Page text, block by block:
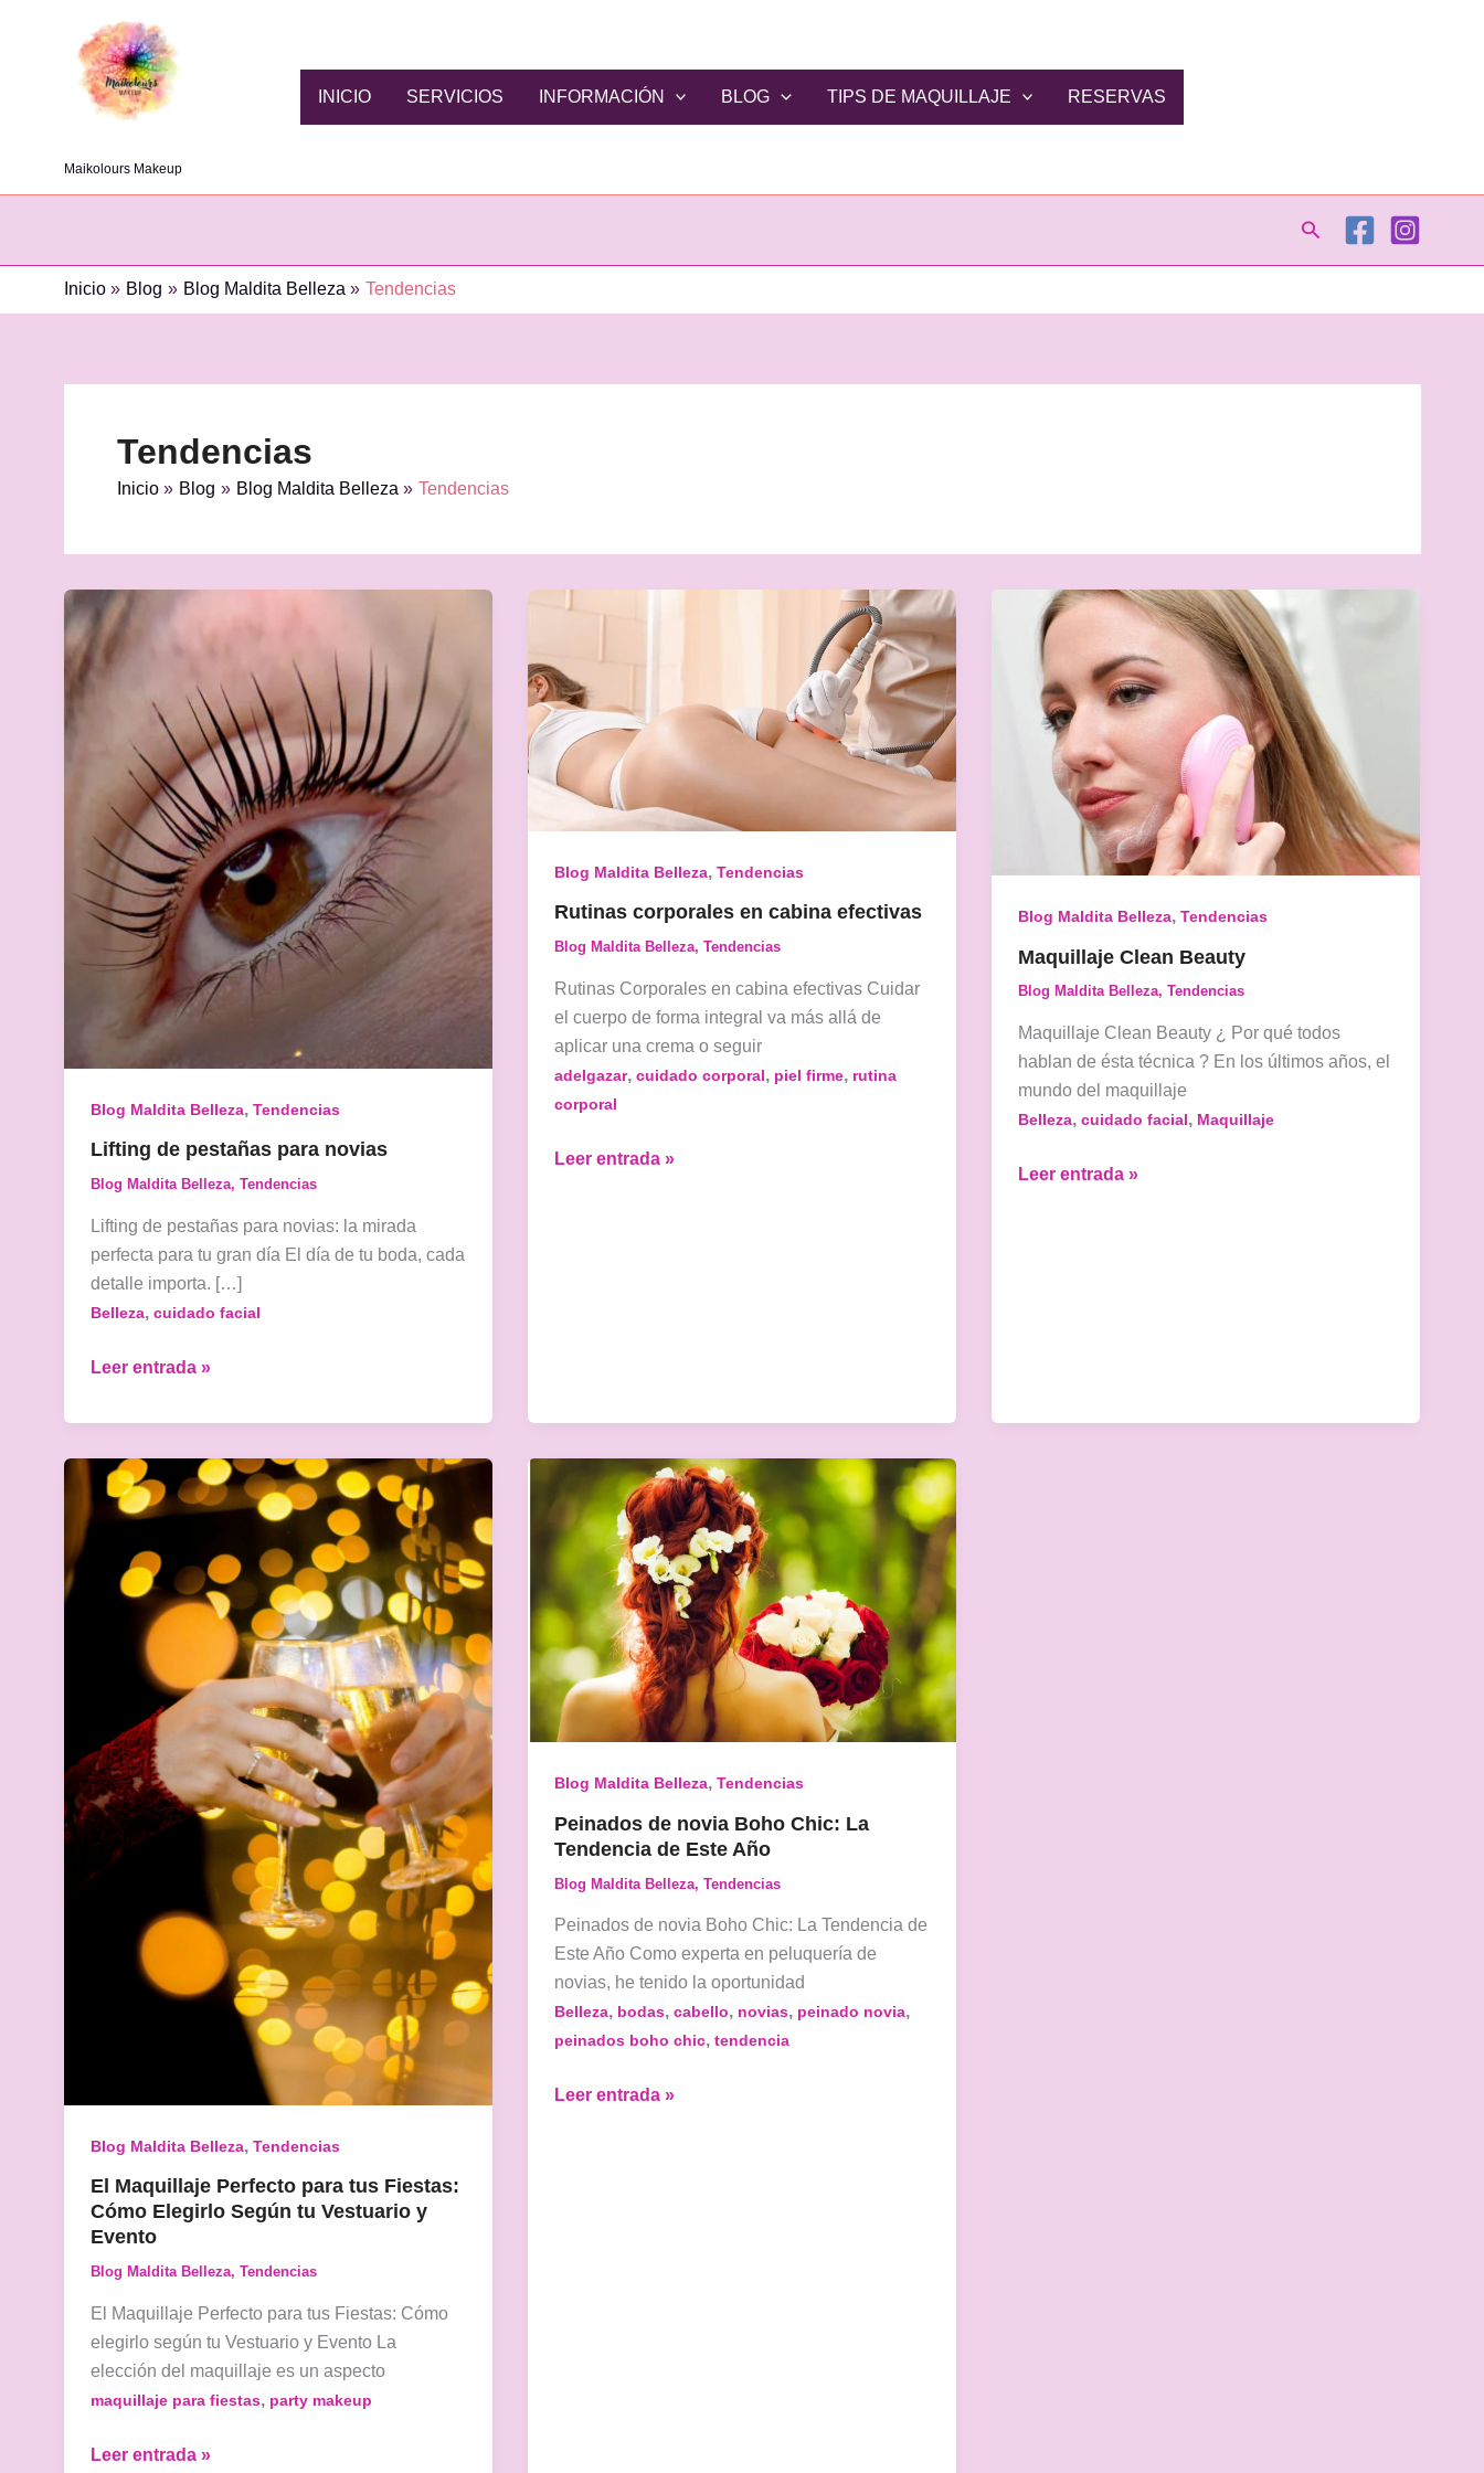
Maikolours Makeup
INICIO SERVICIOS INFORMACIÓN BLOG TIPS DE MAQUILLAJE RESERVAS
Buscar
Inicio Blog Blog Maldita Belleza Tendencias
Tendencias
Inicio Blog Blog Maldita Belleza Tendencias
Blog Maldita Belleza, Tendencias
Lifting de pestañas para novias
Blog Maldita Belleza, Tendencias
Lifting de pestañas para novias: la mirada
perfecta para tu gran día El día de tu boda, cada
detalle importa. […]
Belleza, cuidado facial
Lifting
pestañas
novias
Leer entrada »
Blog Maldita Belleza, Tendencias
Rutinas corporales en cabina efectivas
Blog Maldita Belleza, Tendencias
Rutinas Corporales en cabina efectivas Cuidar
el cuerpo de forma integral va más allá de
aplicar una crema o seguir
adelgazar, cuidado corporal, piel firme, rutina
corporal
Rutinas
Leer entrada »
Blog Maldita Belleza,Tendencias
Maquillaje Clean Beauty
Blog Maldita Belleza,Tendencias
Maquillaje Clean Beauty ¿ Por qué todos
hablan de ésta técnica ? En los últimos años, el
mundo del maquillaje
Belleza,cuidado facial, Maquillaje
Maquillaje
Leer entrada »
Blog Maldita Belleza, Tendencias
El Maquillaje Perfecto para tus Fiestas:
Cómo Elegirlo Según tu Vestuario y
Evento
Blog Maldita Belleza, Tendencias
El Maquillaje Perfecto para tus Fiestas: Cómo
elegirlo según tu Vestuario y Evento La
elección del maquillaje es un aspecto
maquillaje para fiestas, party makeup
El
Leer entrada »
Blog Maldita Belleza, Tendencias
Peinados de novia Boho Chic: La
Tendencia de Este Año
Blog Maldita Belleza, Tendencias
Peinados de novia Boho Chic: La Tendencia de
Este Año Como experta en peluquería de
novias, he tenido la oportunidad
Belleza, bodas, cabello, novias, peinado novia,
peinados boho chic, tendencia
Peinados
Leer entrada »